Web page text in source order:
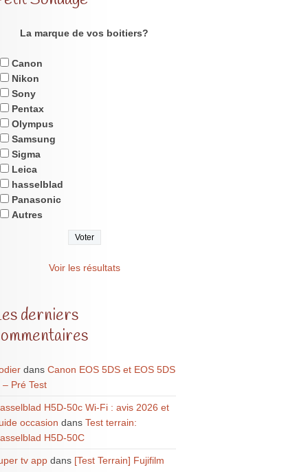
La marque de vos boitiers?
Canon
Nikon
Sony
Pentax
Olympus
Samsung
Sigma
Leica
hasselblad
Panasonic
Autres
Voir les résultats
derniers
dans Canon EOS 5DS et EOS 5DS
– Pré Test
H5D-50c Wi-Fi : avis 2026 et
occasion dans Test terrain:
H5D-50C
tv appdans [Test Terrain] Fujifilm